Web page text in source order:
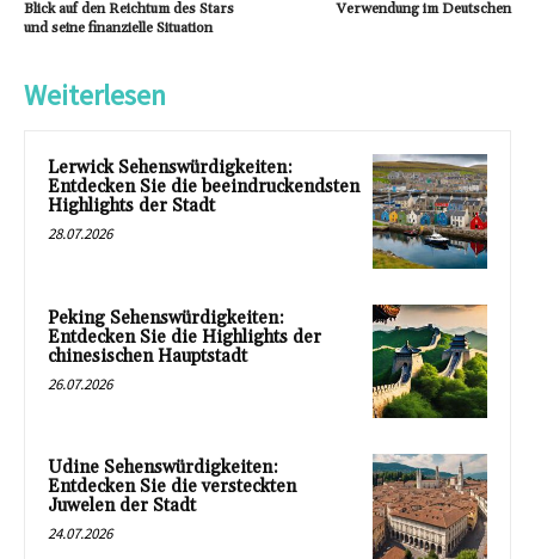
Blick auf den Reichtum des Stars
und seine finanzielle Situation
Verwendung im Deutschen
Weiterlesen
Lerwick Sehenswürdigkeiten:
Entdecken Sie die beeindruckendsten
Highlights der Stadt
28.07.2026
Peking Sehenswürdigkeiten:
Entdecken Sie die Highlights der
chinesischen Hauptstadt
26.07.2026
Udine Sehenswürdigkeiten:
Entdecken Sie die versteckten
Juwelen der Stadt
24.07.2026